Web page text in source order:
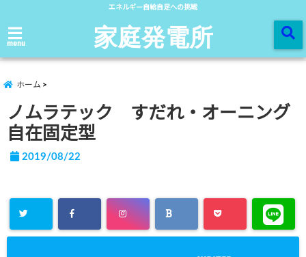
エネルギー自給自足への挑戦
menu 家庭発電所
ホーム
ノムラテック すだれ・オーニング
自在固定型
2019/08/22